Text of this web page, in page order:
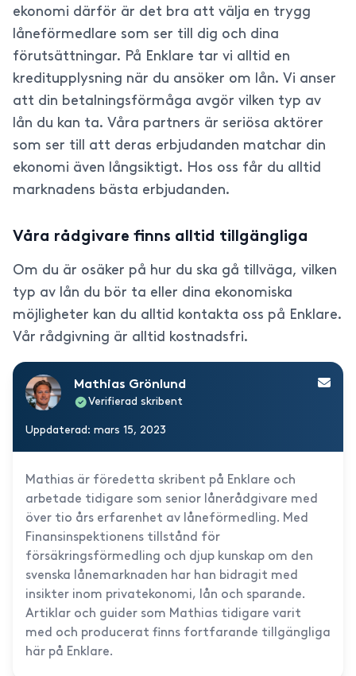
ekonomi därför är det bra att välja en trygg
låneförmedlare som ser till dig och dina
förutsättningar. På Enklare tar vi alltid en
kreditupplysning när du ansöker om lån. Vi anser
att din betalningsförmåga avgör vilken typ av
lån du kan ta. Våra partners är seriösa aktörer
som ser till att deras erbjudanden matchar din
ekonomi även långsiktigt. Hos oss får du alltid
marknadens bästa erbjudanden.
Våra rådgivare finns alltid tillgängliga
Om du är osäker på hur du ska gå tillväga, vilken
typ av lån du bör ta eller dina ekonomiska
möjligheter kan du alltid kontakta oss på Enklare.
Vår rådgivning är alltid kostnadsfri.
Mathias Grönlund
Verifierad skribent
Uppdaterad: mars 15, 2023
Mathias är föredetta skribent på Enklare och
arbetade tidigare som senior lånerådgivare med
över tio års erfarenhet av låneförmedling. Med
Finansinspektionens tillstånd för
försäkringsförmedling och djup kunskap om den
svenska lånemarknaden har han bidragit med
insikter inom privatekonomi, lån och sparande.
Artiklar och guider som Mathias tidigare varit
med och producerat finns fortfarande tillgängliga
här på Enklare.